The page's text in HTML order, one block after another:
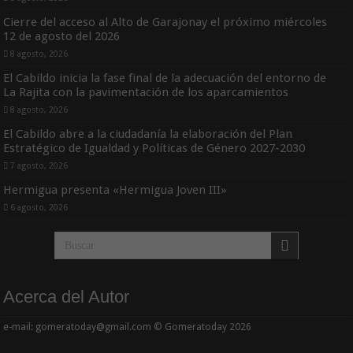
Cierre del acceso al Alto de Garajonay el próximo miércoles
12 de agosto del 2026
8 agosto, 2026
El Cabildo inicia la fase final de la adecuación del entorno de
La Rajita con la pavimentación de los aparcamientos
8 agosto, 2026
El Cabildo abre a la ciudadanía la elaboración del Plan
Estratégico de Igualdad y Políticas de Género 2027-2030
7 agosto, 2026
Hermigua presenta «Hermigua Joven III»
6 agosto, 2026
Acerca del Autor
e-mail: gomeratoday@gmail.com © Gomeratoday 2026